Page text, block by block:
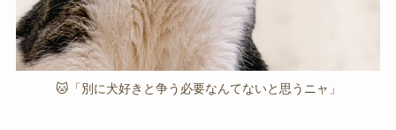
🐱「別に犬好きと争う必要なんてないと思うニャ」